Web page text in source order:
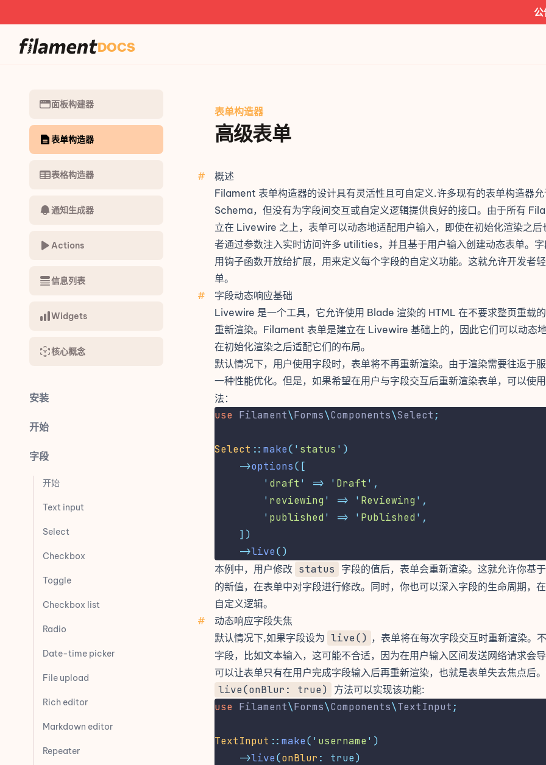
DOCS
面板构建器
表单构造器
表格构造器
通知生成器
Actions
信息列表
Widgets
核心概念
安装
开始
字段
开始
Text input
Select
Checkbox
Toggle
Checkbox list
Radio
Date-time picker
File upload
Rich editor
Markdown editor
Repeater
表单构造器
高级表单
#
概述
Filament 表单构造器的设计具有灵活性且可自定义.许多现有的表单构造器
Schema，但没有为字段间交互或自定义逻辑提供良好的接口。由于所有
立在 Livewire 之上，表单可以动态地适配用户输入，即使在初始化渲染之后
者通过参数注入实时访问许多 utilities，并且基于用户输入创建动态表单。字
用钩子函数开放给扩展，用来定义每个字段的自定义功能。这就允许开发者
单。
#
字段动态响应基础
Livewire 是一个工具，它允许使用 Blade 渲染的 HTML 在不要求整页重载
重新渲染。Filament 表单是建立在 Livewire 基础上的，因此它们可以动态
在初始化渲染之后适配它们的布局。
默认情况下，用户使用字段时，表单将不再重新渲染。由于渲染需要往返于
一种性能优化。但是，如果希望在用户与字段交互后重新渲染表单，可以使用
法：
use Filament\Forms\Components\Select ;
Select :: make( ' status ' )
->options([
' draft ' => ' Draft ' ,
' reviewing ' => ' Reviewing ' ,
' published ' => ' Published ' ,
])
->live()
本例中，用户修改 status 字段的值后，表单会重新渲染。这就允许你基于
的新值，在表单中对字段进行修改。同时，你也可以深入字段的生命周期 ，
自定义逻辑。
#
动态响应字段失焦
默认情况下,如果字段设为 live() ，表单将在每次字段交互时重新渲染。
字段，比如文本输入，这可能不合适，因为在用户输入区间发送网络请求会
可以让表单只有在用户完成字段输入后再重新渲染，也就是表单失去焦点后
live(onBlur: true) 方法可以实现该功能:
use Filament\Forms\Components\TextInput ;
TextInput :: make( ' username ' )
->live(onBlur : true)